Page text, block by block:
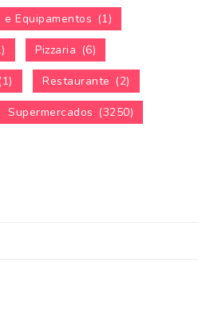
e Equipamentos (1)
Pizzaria (6)
Restaurante (2)
Supermercados (3250)